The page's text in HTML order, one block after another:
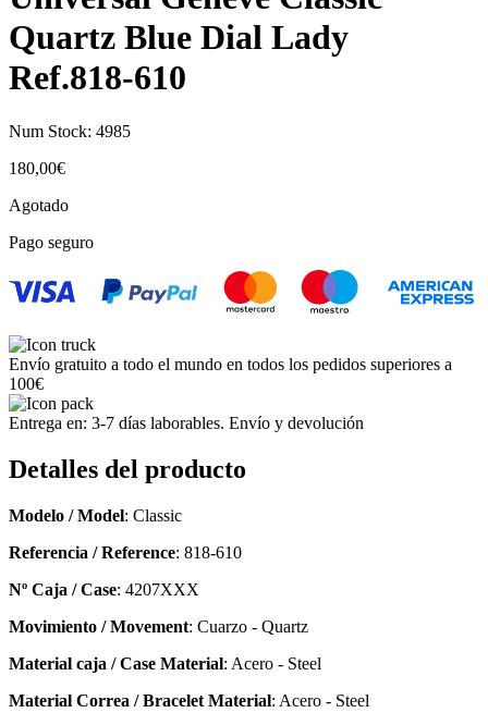
Quartz Blue Dial Lady
Ref.818-610
Num Stock: 4985
180,00€
Agotado
Pago seguro
Envío gratuito a todo el mundo en todos los pedidos superiores a
100€
Entrega en: 3-7 días laborables. Envío y devolución
Detalles del producto
Modelo / Model: Classic
Referencia / Reference: 818-610
Nº Caja / Case: 4207XXX
Movimiento / Movement: Cuarzo - Quartz
Material caja / Case Material: Acero - Steel
Material Correa / Bracelet Material: Acero - Steel